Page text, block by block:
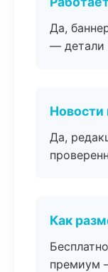
Да,
— детали
Новости
Да,
Как
премиум